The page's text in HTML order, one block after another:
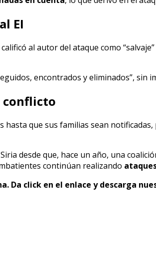
EI
calificó al autor del ataque como
encontrados y eliminados”,
conflicto
hasta que sus familias sean
desde que, hace un año, una
continúan realizando
Da click en el enlace y descarga